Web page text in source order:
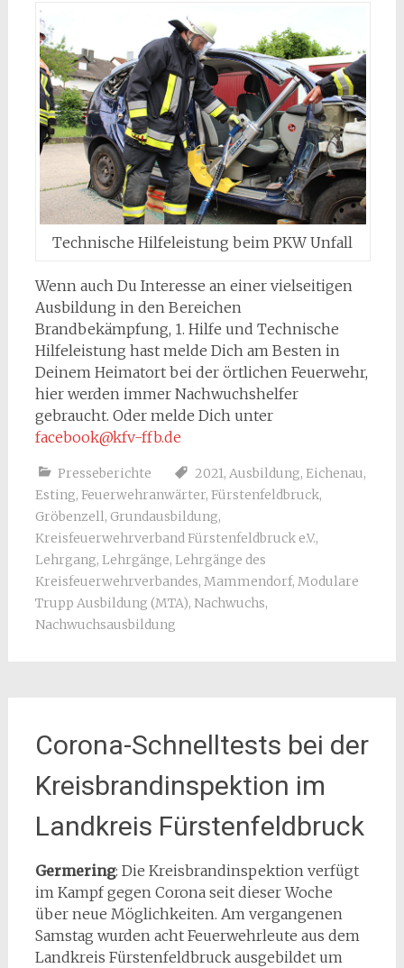
Technische Hilfeleistung beim PKW Unfall
Wenn auch Du Interesse an einer vielseitigen
Ausbildung in den Bereichen
Brandbekämpfung, 1. Hilfe und Technische
Hilfeleistung hast melde Dich am Besten in
Deinem Heimatort bei der örtlichen Feuerwehr,
hier werden immer Nachwuchshelfer
gebraucht. Oder melde Dich unter
facebook@kfv-ffb.de
Presseberichte 2021, Ausbildung, Eichenau,
Esting, Feuerwehranwärter, Fürstenfeldbruck,
Gröbenzell, Grundausbildung,
Kreisfeuerwehrverband Fürstenfeldbruck e.V.,
Lehrgang, Lehrgänge, Lehrgänge des
Kreisfeuerwehrverbandes, Mammendorf, Modulare
Trupp Ausbildung (MTA), Nachwuchs,
Nachwuchsausbildung
Corona-Schnelltests bei der
Kreisbrandinspektion im
Landkreis Fürstenfeldbruck
Germering: Die Kreisbrandinspektion verfügt
im Kampf gegen Corona seit dieser Woche
über neue Möglichkeiten. Am vergangenen
Samstag wurden acht Feuerwehrleute aus dem
Landkreis Fürstenfeldbruck ausgebildet um